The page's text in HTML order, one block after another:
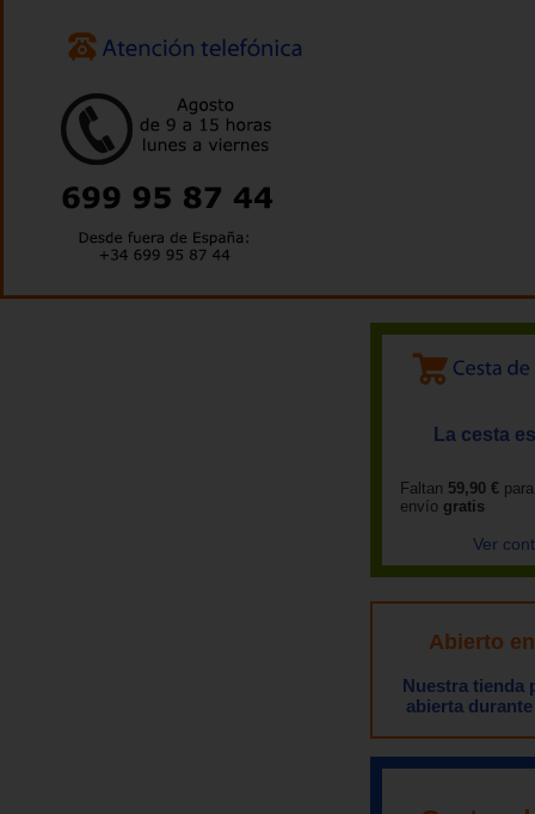
La cesta
Faltan 59,90 €
envío gratis
Ver
Abierto
Nuestra tienda
abierta